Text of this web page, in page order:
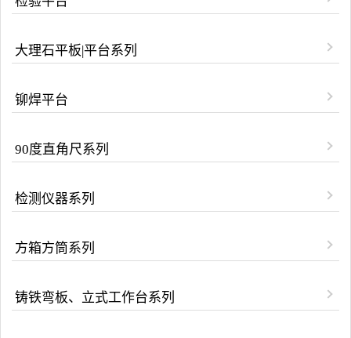
大理石平板|平台系列
铆焊平台
90度直角尺系列
检测仪器系列
方箱方筒系列
铸铁弯板、立式工作台系列